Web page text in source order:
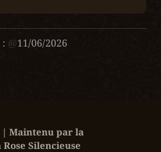
@11/06/2026
| Maintenu par la
Silencieuse